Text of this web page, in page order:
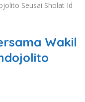
Seusai Sholat Id
Wakil